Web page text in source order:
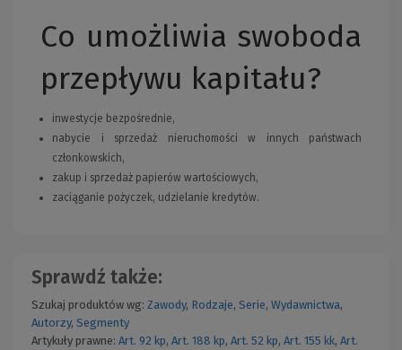
Co umożliwia swoboda
przepływu kapitału?
inwestycje bezpośrednie,
nabycie i sprzedaż nieruchomości w innych państwach
członkowskich,
zakup i sprzedaż papierów wartościowych,
zaciąganie pożyczek, udzielanie kredytów.
Sprawdź także:
Szukaj produktów wg: Zawody, Rodzaje, Serie, Wydawnictwa,
Autorzy, Segmenty
Artykuły prawne: Art. 92 kp, Art. 188 kp, Art. 52 kp, Art. 155 kk, Art.